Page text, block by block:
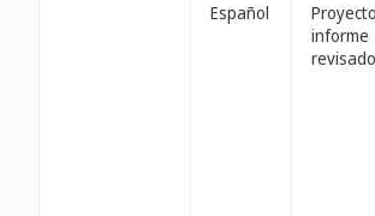
Español
informe
revisado